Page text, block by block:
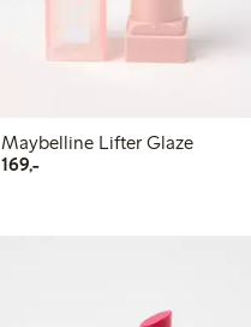
Maybelline Lifter Glaze
169,-169,00 kr